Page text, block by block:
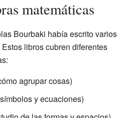
matemáticas
Bourbaki había escrito varios
libros cubren diferentes
agrupar cosas)
y ecuaciones)